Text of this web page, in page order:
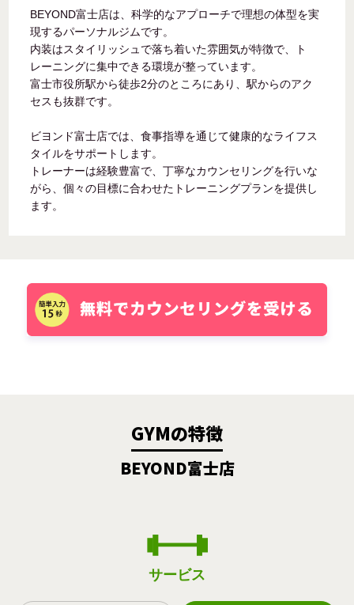
BEYOND富士店は、科学的なアプローチで理想の体型を実
現するパーソナルジムです。
内装はスタイリッシュで落ち着いた雰囲気が特徴で、ト
レーニングに集中できる環境が整っています。
富士市役所駅から徒歩2分のところにあり、駅からのアク
セスも抜群です。
ビヨンド富士店では、食事指導を通じて健康的なライフス
タイルをサポートします。
トレーナーは経験豊富で、丁寧なカウンセリングを行いな
がら、個々の目標に合わせたトレーニングプランを提供し
ます。
GYMの特徴
BEYOND富士店
サービス